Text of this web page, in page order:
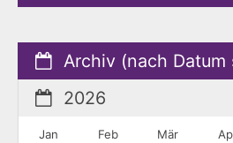
Archiv (nach
2026
Jan Feb Mär